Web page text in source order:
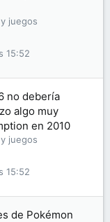
juegos
15:52
no debería
algo muy
en 2010
juegos
15:52
de Pokémon